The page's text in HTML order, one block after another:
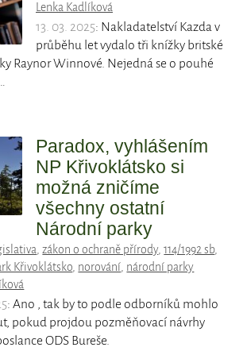
Lenka Kadlíková
13. 03. 2025: Nakladatelství Kazda v
průběhu let vydalo tři knížky britské
Raynor Winnové. Nejedná se o pouhé
Paradox, vyhlášením
NP Křivoklátsko si
možná zničíme
všechny ostatní
Národní parky
,zákon o ochraně přírody,114/1992 sb,
Křivoklátsko, norování, národní parky
: Ano , tak by to podle odborníků mohlo
pokud projdou pozměňovací návrhy
ODS Bureše.